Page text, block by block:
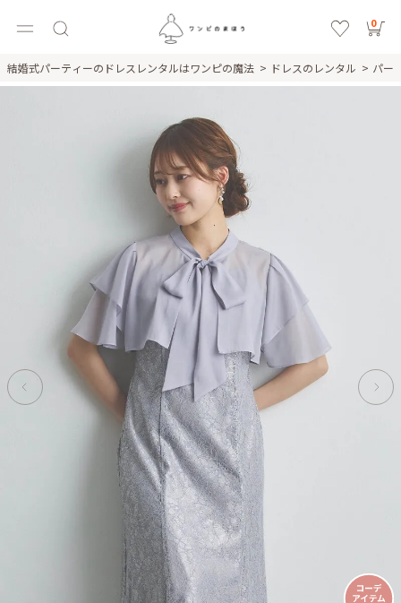
0
結婚式パーティーのドレスレンタルはワンピの魔法 ドレスのレンタル パー